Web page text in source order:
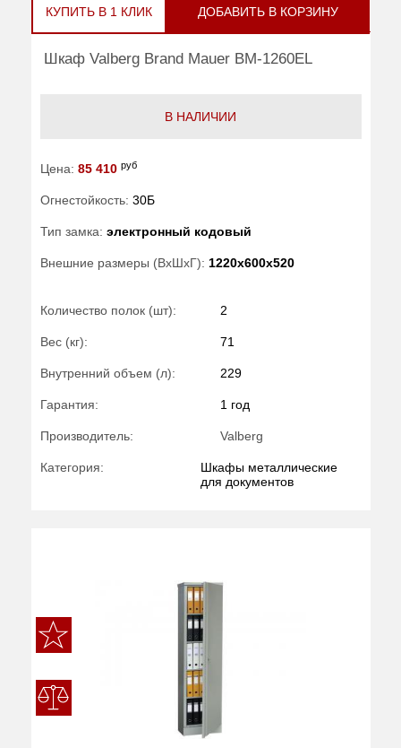
КУПИТЬ В 1 КЛИК ДОБАВИТЬ В КОРЗИНУ
Шкаф Valberg Brand Mauer BM-1260EL
В НАЛИЧИИ
Цена: 85 410 руб
Огнестойкость: 30Б
Тип замка: электронный кодовый
Внешние размеры (ВхШхГ): 1220x600x520
Количество полок (шт): 2
Вес (кг): 71
Внутренний объем (л): 229
Гарантия: 1 год
Производитель: Valberg
Категория:
Шкафы металлические
для документов